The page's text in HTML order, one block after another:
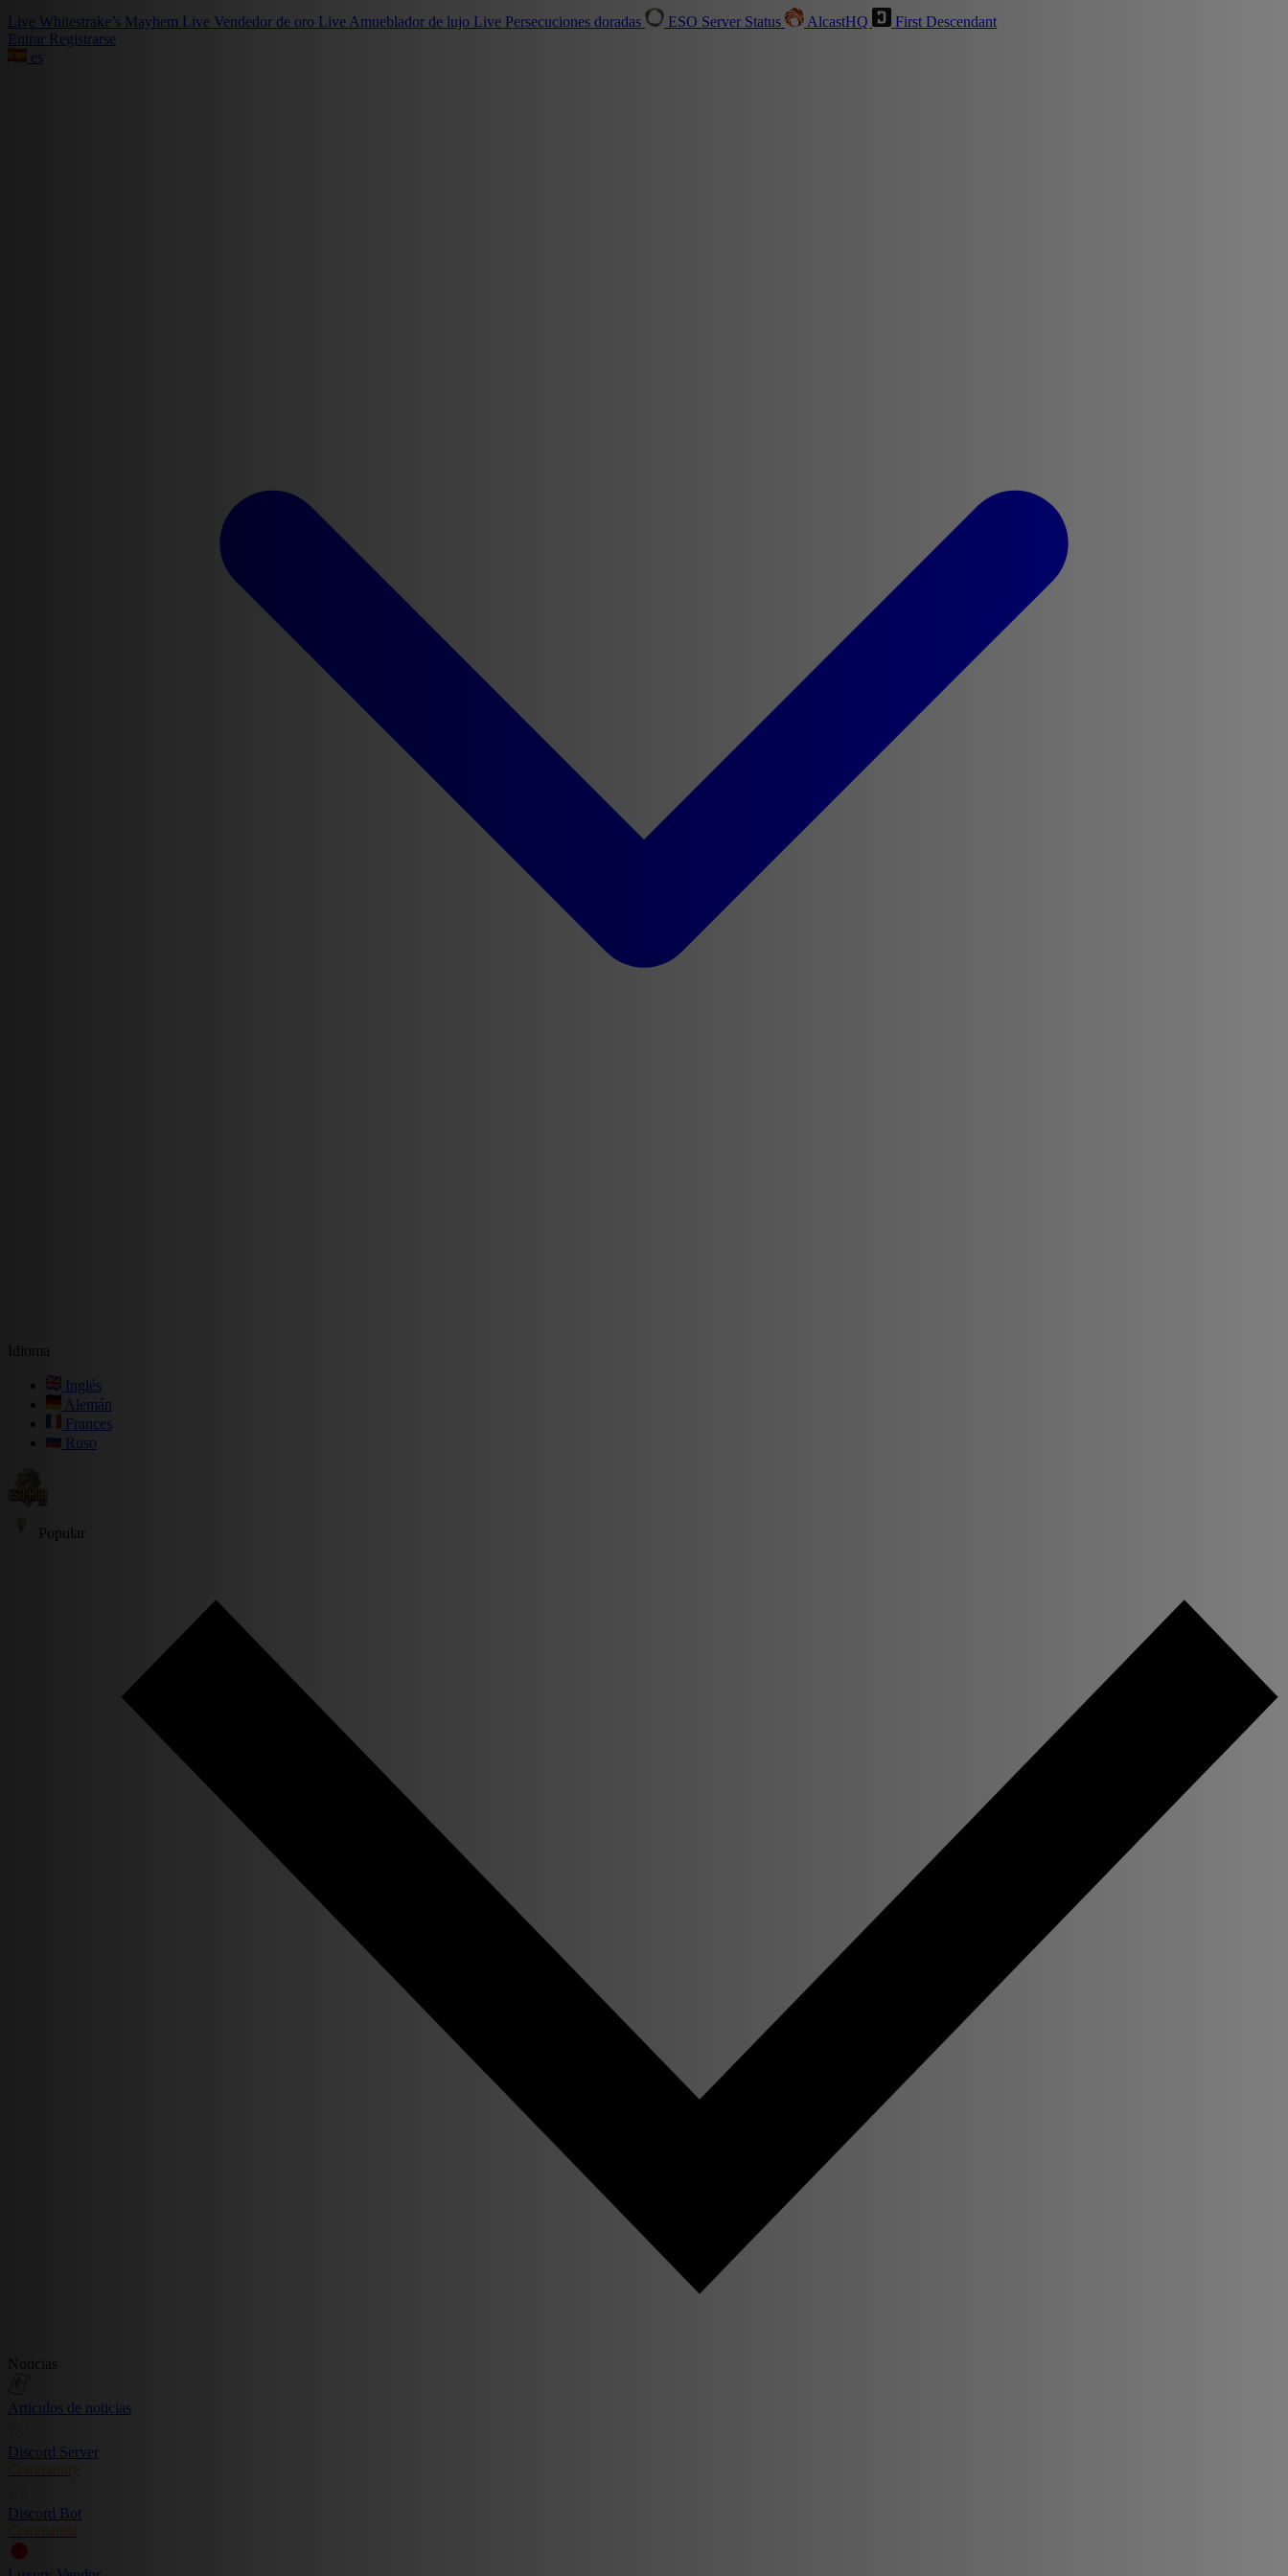
Live Whitestrake’s Mayhem Live Vendedor de oro Live Amueblador de lujo Live Persecuciones doradas ESO Server Status AlcastHQ
First Descendant
Entrar Registrarse
es
Idioma
Inglés
Alemán
Frances
Ruso
Popular
Noticias
Artículos de noticias
Discord Server
Community
Discord Bot